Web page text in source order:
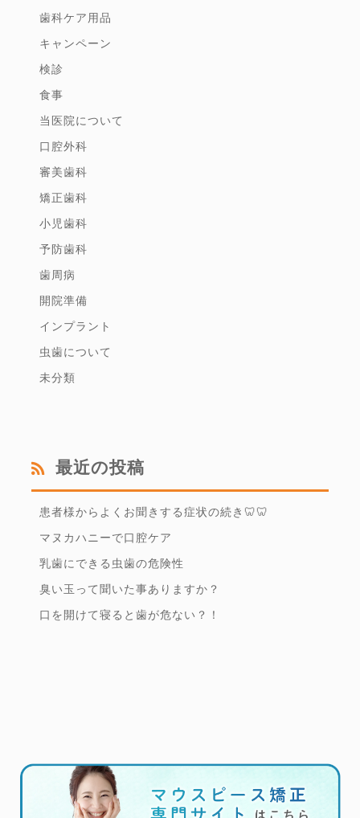
歯科ケア用品
キャンペーン
検診
食事
当医院について
口腔外科
審美歯科
矯正歯科
小児歯科
予防歯科
歯周病
開院準備
インプラント
虫歯について
未分類
最近の投稿
患者様からよくお聞きする症状の続き🦷🦷
マヌカハニーで口腔ケア
乳歯にできる虫歯の危険性
臭い玉って聞いた事ありますか？
口を開けて寝ると歯が危ない？！